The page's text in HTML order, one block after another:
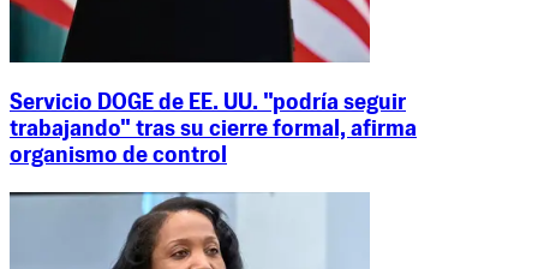
Servicio DOGE de EE. UU. "podría seguir
trabajando" tras su cierre formal, afirma
organismo de control